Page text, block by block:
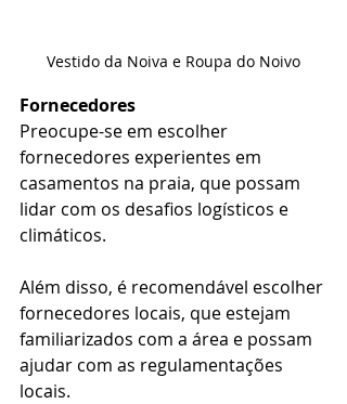
Vestido da Noiva e Roupa do Noivo
Fornecedores
Preocupe-se em escolher
fornecedores experientes em
casamentos na praia, que possam
lidar com os desafios logísticos e
climáticos.
Além disso, é recomendável escolher
fornecedores locais, que estejam
familiarizados com a área e possam
ajudar com as regulamentações
locais.